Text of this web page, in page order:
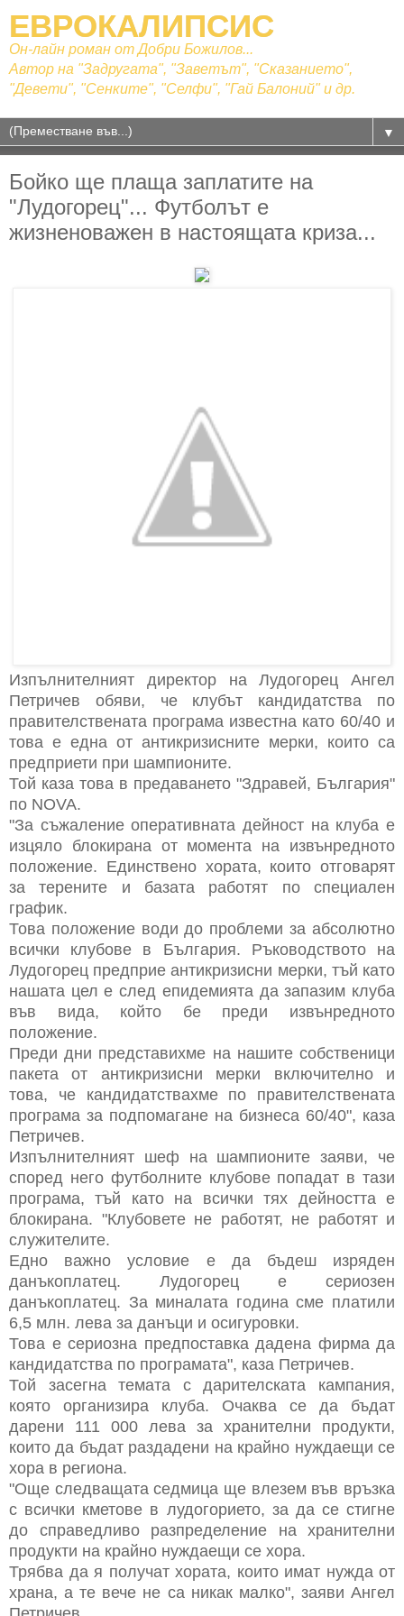
ЕВРОКАЛИПСИС
Он-лайн роман от Добри Божилов...
Автор на "Задругата", "Заветът", "Сказанието",
"Девети", "Сенките", "Селфи", "Гай Балоний" и др.
▼
Бойко ще плаща заплатите на
"Лудогорец"... Футболът е
жизненоважен в настоящата криза...
Изпълнителният директор на Лудогорец Ангел
Петричев обяви, че клубът кандидатства по
правителствената програма известна като 60/40 и
това е една от антикризисните мерки, които са
предприети при шампионите.
Той каза това в предаването "Здравей, България"
по NOVA.
"За съжаление оперативната дейност на клуба е
изцяло блокирана от момента на извънредното
положение. Единствено хората, които отговарят
за терените и базата работят по специален
график.
Това положение води до проблеми за абсолютно
всички клубове в България. Ръководството на
Лудогорец предприе антикризисни мерки, тъй като
нашата цел е след епидемията да запазим клуба
във вида, който бе преди извънредното
положение.
Преди дни представихме на нашите собственици
пакета от антикризисни мерки включително и
това, че кандидатствахме по правителствената
програма за подпомагане на бизнеса 60/40", каза
Петричев.
Изпълнителният шеф на шампионите заяви, че
според него футболните клубове попадат в тази
програма, тъй като на всички тях дейността е
блокирана. "Клубовете не работят, не работят и
служителите.
Едно важно условие е да бъдеш изряден
данъкоплатец. Лудогорец е сериозен
данъкоплатец. За миналата година сме платили
6,5 млн. лева за данъци и осигуровки.
Това е сериозна предпоставка дадена фирма да
кандидатства по програмата", каза Петричев.
Той засегна темата с дарителската кампания,
която организира клуба. Очаква се да бъдат
дарени 111 000 лева за хранителни продукти,
които да бъдат раздадени на крайно нуждаещи се
хора в региона.
"Още следващата седмица ще влезем във връзка
с всички кметове в лудогорието, за да се стигне
до справедливо разпределение на хранителни
продукти на крайно нуждаещи се хора.
Трябва да я получат хората, които имат нужда от
храна, а те вече не са никак малко", заяви Ангел